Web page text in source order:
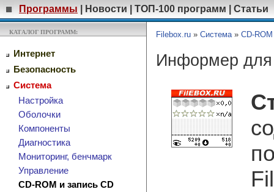
Программы Новости ТОП-100 программ Статьи
КАТАЛОГ ПРОГРАММ:
Интернет
Безопасность
Система
Настройка
Оболочки
Компоненты
Диагностика
Мониторинг, бенчмарк
Управление
CD-ROM и запись CD
Filebox.ru » Система» CD-
Информер для